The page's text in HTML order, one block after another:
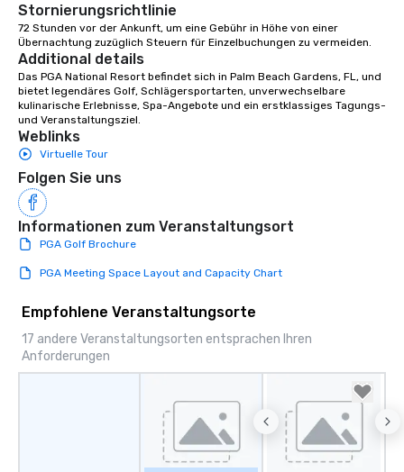
Stornierungsrichtlinie
72 Stunden vor der Ankunft, um eine Gebühr in Höhe von einer
Übernachtung zuzüglich Steuern für Einzelbuchungen zu vermeiden.
Additional details
Das PGA National Resort befindet sich in Palm Beach Gardens, FL, und
bietet legendäres Golf, Schlägersportarten, unverwechselbare
kulinarische Erlebnisse, Spa-Angebote und ein erstklassiges Tagungs-
und Veranstaltungsziel.
Weblinks
Virtuelle Tour
Folgen Sie uns
Informationen zum Veranstaltungsort
PGA Golf Brochure
PGA Meeting Space Layout and Capacity Chart
Empfohlene Veranstaltungsorte
17 andere Veranstaltungsorten entsprachen Ihren
Anforderungen